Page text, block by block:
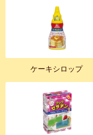
ケーキシロップ